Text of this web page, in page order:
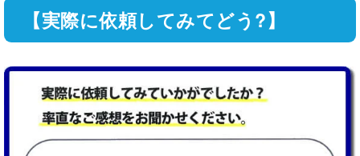
【実際に依頼してみてどう?】